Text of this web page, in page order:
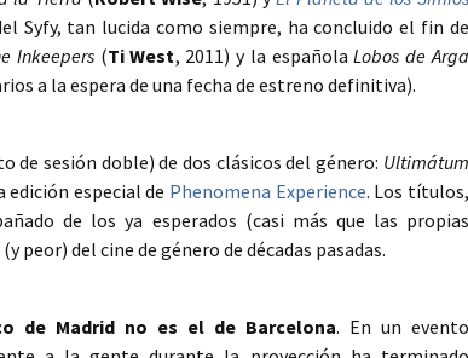
Syfy, tan lucida como siempre, ha concluido el fin de
Inkeepers(Ti West, 2011) y la españolaLobos de Arga
a la espera de una fecha de estreno definitiva).
sesión doble) de dos clásicos del género: Ultimátum
especial de Phenomena Experience. Los títulos,
de los ya esperados (casi más que las propias
peor) del cine de género de décadas pasadas.
de Madrid no es el de Barcelona. En un evento